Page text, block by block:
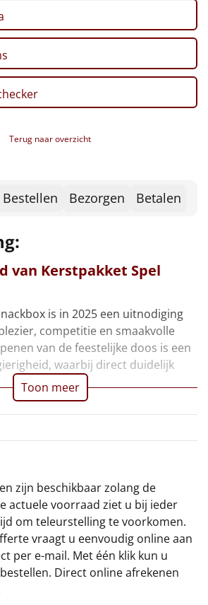
2026
Terug naar overzicht
Bestellen Bezorgen Betalen
van Kerstpakket Spel
is in 2025 een uitnodiging
competitie en smaakvolle
van de feestelijke doos is een
waarbij direct duidelijk
Toon meer
zijn beschikbaar zolang de
actuele voorraad ziet u bij ieder
om teleurstelling te voorkomen.
vraagt u eenvoudig online aan
per e-mail. Met één klik kun u
Direct online afrekenen